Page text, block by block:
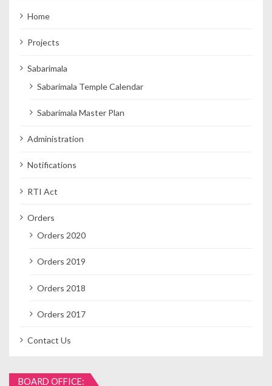
Home
Projects
Sabarimala
Sabarimala Temple Calendar
Sabarimala Master Plan
Administration
Notifications
RTI Act
Orders
Orders 2020
Orders 2019
Orders 2018
Orders 2017
Contact Us
BOARD OFFICE: